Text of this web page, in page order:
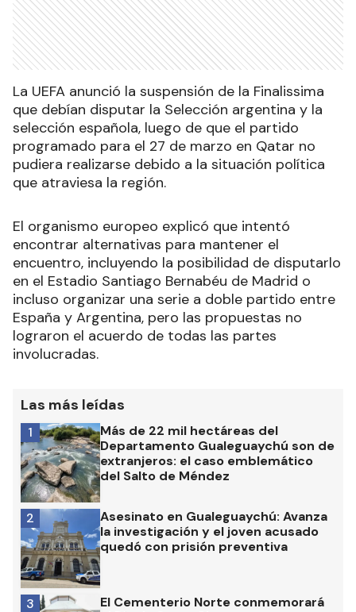
La UEFA anunció la suspensión de la Finalissima
que debían disputar la Selección argentina y la
selección española, luego de que el partido
programado para el 27 de marzo en Qatar no
pudiera realizarse debido a la situación política
que atraviesa la región.
El organismo europeo explicó que intentó
encontrar alternativas para mantener el
encuentro, incluyendo la posibilidad de disputarlo
en el Estadio Santiago Bernabéu de Madrid o
incluso organizar una serie a doble partido entre
España y Argentina, pero las propuestas no
lograron el acuerdo de todas las partes
involucradas.
Las más leídas
Más de 22 mil hectáreas del
Departamento Gualeguaychú son de
extranjeros: el caso emblemático
del Salto de Méndez
1
Asesinato en Gualeguaychú: Avanza
la investigación y el joven acusado
quedó con prisión preventiva
2
El Cementerio Norte conmemorará
3